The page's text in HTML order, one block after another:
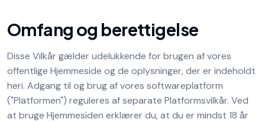
Omfang og berettigelse
Disse Vilkår gælder udelukkende for brugen af vores
offentlige Hjemmeside og de oplysninger, der er indeholdt
heri. Adgang til og brug af vores softwareplatform
("Platformen") reguleres af separate Platformsvilkår. Ved
at bruge Hjemmesiden erklærer du, at du er mindst 18 år